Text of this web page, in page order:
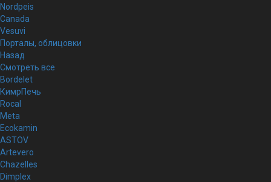
Nordpeis
Canada
Vesuvi
Порталы, облицовки
Назад
Смотреть все
Bordelet
КимрПечь
Rocal
Meta
Ecokamin
ASTOV
Artevero
Chazelles
Dimplex